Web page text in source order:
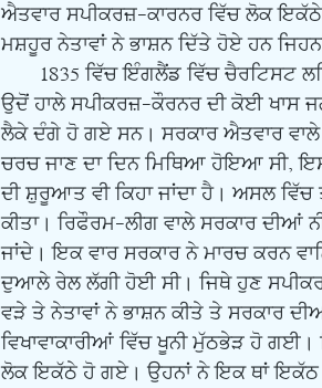
ਐਤਵਾਰ ਸਪੀਕਰਜ਼-ਕਾਰਨਰ ਵਿੱਚ ਲੋਕ
ਮਸ਼ਹੂਰ ਨੇਤਾਵਾਂ ਨੇ ਭਾਸ਼ਨ ਦਿੱਤੇ ਹੋਏ ਹਨ
ਉਦੋਂ ਹਾਲੇ ਸਪੀਕਰਜ਼-ਕੌਰਨਰ ਦੀ ਕੋਈ ਖਾਸ
ਲੈਕੇ ਦੰਗੇ ਹੋ ਗਏ ਸਨ। ਸਰਕਾਰ ਐਤਵਾਰ ਵਾਲੇ
ਚਰਚ ਜਾਣ ਦਾ ਦਿਨ ਮਿਥਿਆ ਹੋਇਆ ਸੀ,
ਦੀ ਸ਼ੁਰੂਆਤ ਵੀ ਕਿਹਾ ਜਾਂਦਾ ਹੈ। ਅਸਲ
ਕੀਤਾ। ਰਿਫੌਰਮ-ਲੀਗ ਵਾਲੇ ਸਰਕਾਰ ਦੀਆਂ
ਜਾਂਦੇ। ਇਕ ਵਾਰ ਸਰਕਾਰ ਨੇ ਮਾਰਚ ਕਰਨ
ਦੁਆਲੇ ਰੇਲ ਲੱਗੀ ਹੋਈ ਸੀ। ਜਿਥੇ ਹੁਣ
ਵੜੇ ਤੇ ਨੇਤਾਵਾਂ ਨੇ ਭਾਸ਼ਨ ਕੀਤੇ ਤੇ ਸਰਕਾਰ
ਵਿਖਾਵਾਕਾਰੀਆਂ ਵਿੱਚ ਖੂਨੀ ਮੁੱਠਭੇੜ ਹੋ
ਲੋਕ ਇਕੱਠੇ ਹੋ ਗਏ। ਉਹਨਾਂ ਨੇ ਇਕ ਥਾਂ ਇਕੱਠ